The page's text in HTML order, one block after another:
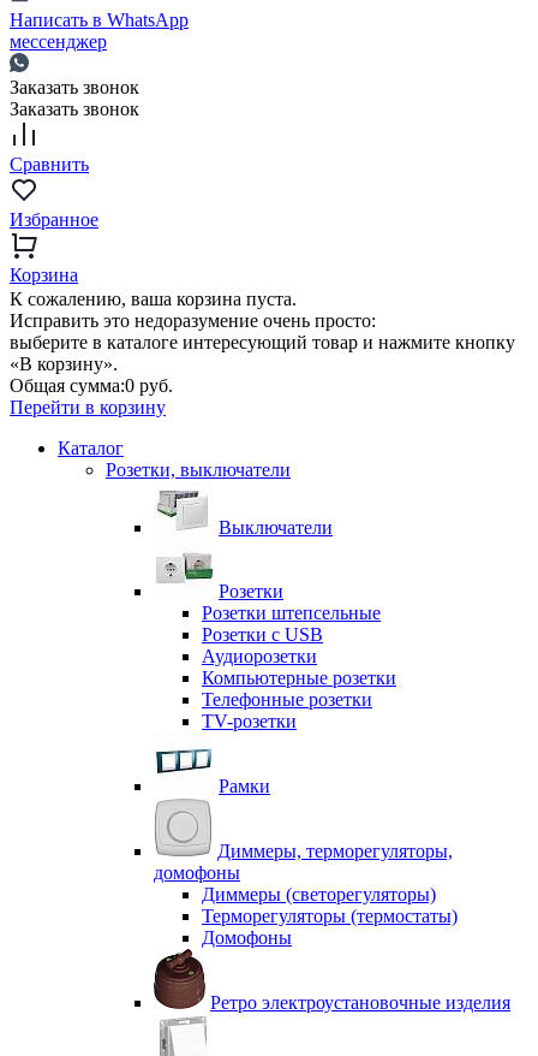
Написать в WhatsApp
мессенджер
Заказать звонок
Заказать звонок
Сравнить
Избранное
Корзина
К сожалению, ваша корзина пуста.
Исправить это недоразумение очень просто:
выберите в каталоге интересующий товар и нажмите кнопку
«В корзину».
Общая сумма:0 руб.
Перейти в корзину
Каталог
Розетки, выключатели
Выключатели
Розетки
Розетки штепсельные
Розетки с USB
Аудиорозетки
Компьютерные розетки
Телефонные розетки
TV-розетки
Рамки
Диммеры, терморегуляторы,
домофоны
Диммеры (светорегуляторы)
Терморегуляторы (термостаты)
Домофоны
Ретро электроустановочные изделия